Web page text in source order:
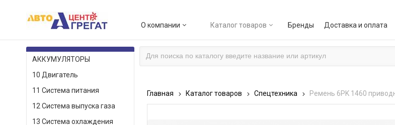
О компании Каталог товаров Бренды Доставка и оплата
КАТАЛОГ ТОВАРОВ
АККУМУЛЯТОРЫ
10 Двигатель
11 Система питания
12 Система выпуска газа
13 Система охлаждения
Главная Каталог товаров Спецтехника Ремень 6PK 1460